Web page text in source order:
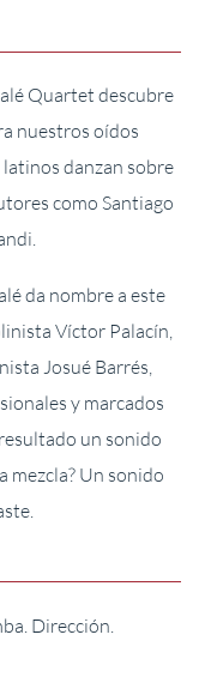
Quartet descubre
nuestros oídos
danzan sobre
como Santiago
da nombre a este
Víctor Palacín,
Josué Barrés,
y marcados
un sonido
mezcla? Un sonido
Dirección.